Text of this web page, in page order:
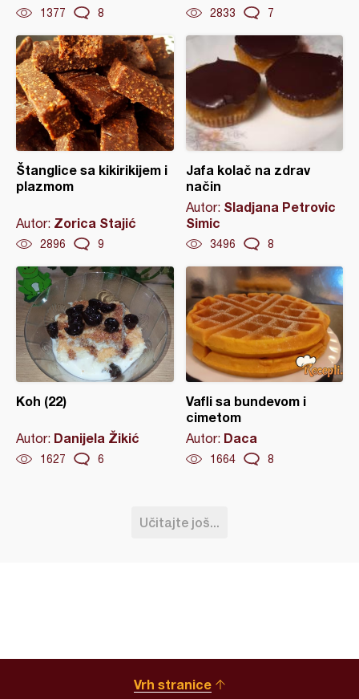
1377 8 2833 7
Štanglice sa kikirikijem i
plazmom
Autor: Zorica Stajić
2896 9
Jafa kolač na zdrav
način
Autor: Sladjana Petrovic
Simic
3496 8
Koh (22)
Autor: Danijela Žikić
1627 6
Vafli sa bundevom i
cimetom
Autor: Daca
1664 8
Učitajte još...
Vrh stranice